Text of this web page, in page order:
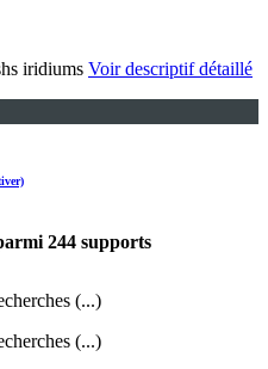
iridiums Voir descriptif détaillé
244 supports
(...)
(...)